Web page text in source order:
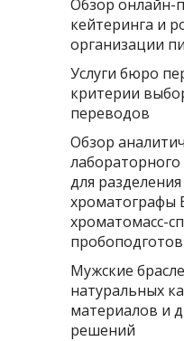
Обзор онлайн-
кейтеринга и
организации
Услуги бюро
критерии
переводов
Обзор
для
хроматографы
хроматомасс-
Мужские
натуральных
материалов и
решений